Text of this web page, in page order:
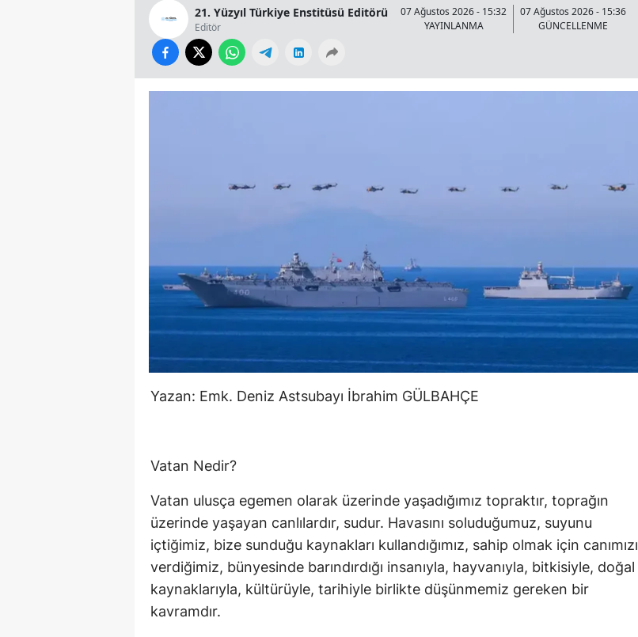
21. Yüzyıl Türkiye Enstitüsü Editörü
Editör
07 Ağustos 2026 - 15:32
YAYINLANMA
07 Ağustos 2026 - 15:36
GÜNCELLENME
Yazan: Emk. Deniz Astsubayı İbrahim GÜLBAHÇE
Vatan Nedir?
Vatan ulusça egemen olarak üzerinde yaşadığımız topraktır, toprağın
üzerinde yaşayan canlılardır, sudur. Havasını soluduğumuz, suyunu
içtiğimiz, bize sunduğu kaynakları kullandığımız, sahip olmak için canımızı
verdiğimiz, bünyesinde barındırdığı insanıyla, hayvanıyla, bitkisiyle, doğal
kaynaklarıyla, kültürüyle, tarihiyle birlikte düşünmemiz gereken bir
kavramdır.